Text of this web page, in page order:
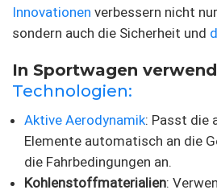
Innovationen verbessern nicht nur
sondern auch die Sicherheit und
In Sportwagen
Technologien:
Aktive Aerodynamik: Passt die
Elemente automatisch an die
die Fahrbedingungen an.
Kohlenstoffmaterialien: